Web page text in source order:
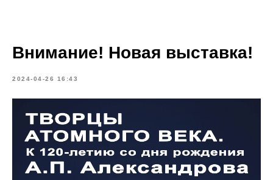
Внимание! Новая выставка!
2024-04-26 16:43